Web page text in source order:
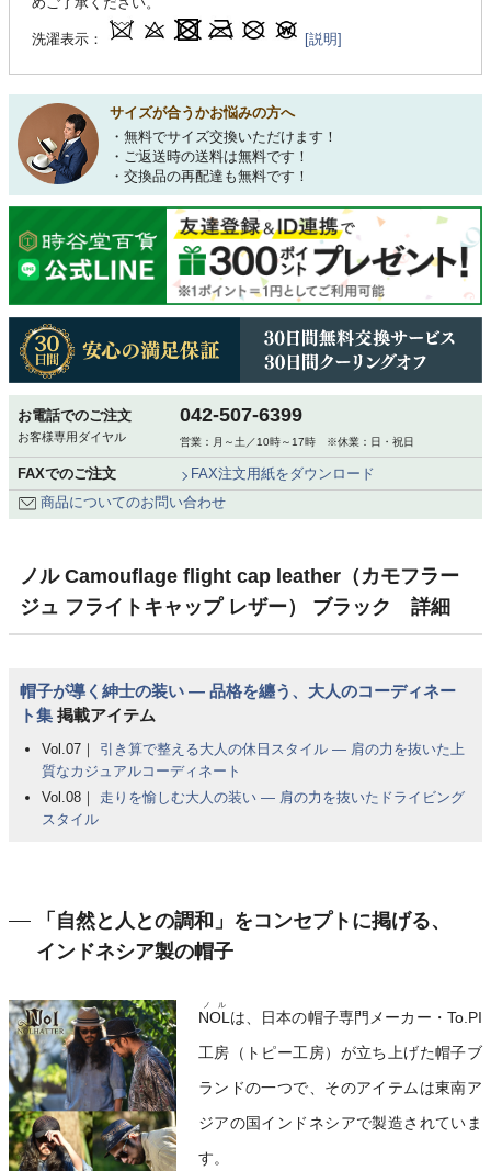
洗濯表示： [説明]
サイズが合うかお悩みの方へ
・無料でサイズ交換いただけます！
・ご返送時の送料は無料です！
・交換品の再配達も無料です！
お電話でのご注文
お客様専用ダイヤル
042-507-6399
営業：月～土／10時～17時 ※休業：日・祝日
FAXでのご注文
FAX注文用紙をダウンロード
商品についてのお問い合わせ
ノル Camouflage flight cap leather（カモフラー
ジュ フライトキャップ レザー） ブラック 詳細
帽子が導く紳士の装い ― 品格を纏う、大人のコーディネー
ト集 掲載アイテム
Vol.07｜ 引き算で整える大人の休日スタイル ― 肩の力を抜いた上
質なカジュアルコーディネート
Vol.08｜ 走りを愉しむ大人の装い ― 肩の力を抜いたドライビング
スタイル
「自然と人との調和」をコンセプトに掲げる、
インドネシア製の帽子
NOL
ノル
は、日本の帽子専門メーカー・To.PI
工房（トピー工房）が立ち上げた帽子ブ
ランドの一つで、そのアイテムは東南ア
ジアの国インドネシアで製造されていま
す。